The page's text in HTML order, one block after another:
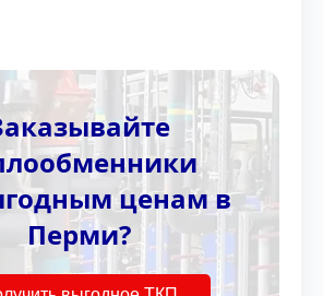
ценам в
Перми?